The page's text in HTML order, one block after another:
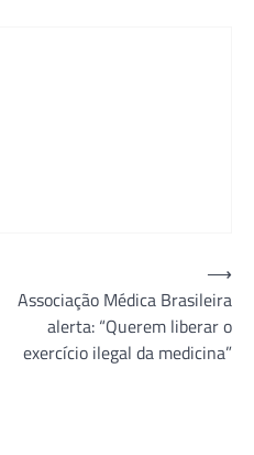
Associação Médica Brasileira
alerta: “Querem liberar o
exercício ilegal da medicina”
⟶